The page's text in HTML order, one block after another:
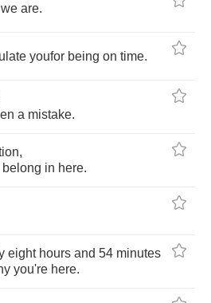
we are.
youfor being on time.
a mistake.
,
belong in here.
eight hours and 54 minutes
you're here.